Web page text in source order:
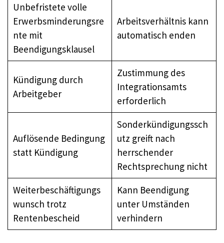
Unbefristete volle
Erwerbsminderungsre
nte mit
Beendigungsklausel
Arbeitsverhältnis kann
automatisch enden
Kündigung durch
Arbeitgeber
Zustimmung des
Integrationsamts
erforderlich
Auflösende Bedingung
statt Kündigung
Sonderkündigungssch
utz greift nach
herrschender
Rechtsprechung nicht
Weiterbeschäftigungs
wunsch trotz
Rentenbescheid
Kann Beendigung
unter Umständen
verhindern